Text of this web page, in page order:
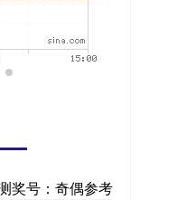
奖号：奇偶参考